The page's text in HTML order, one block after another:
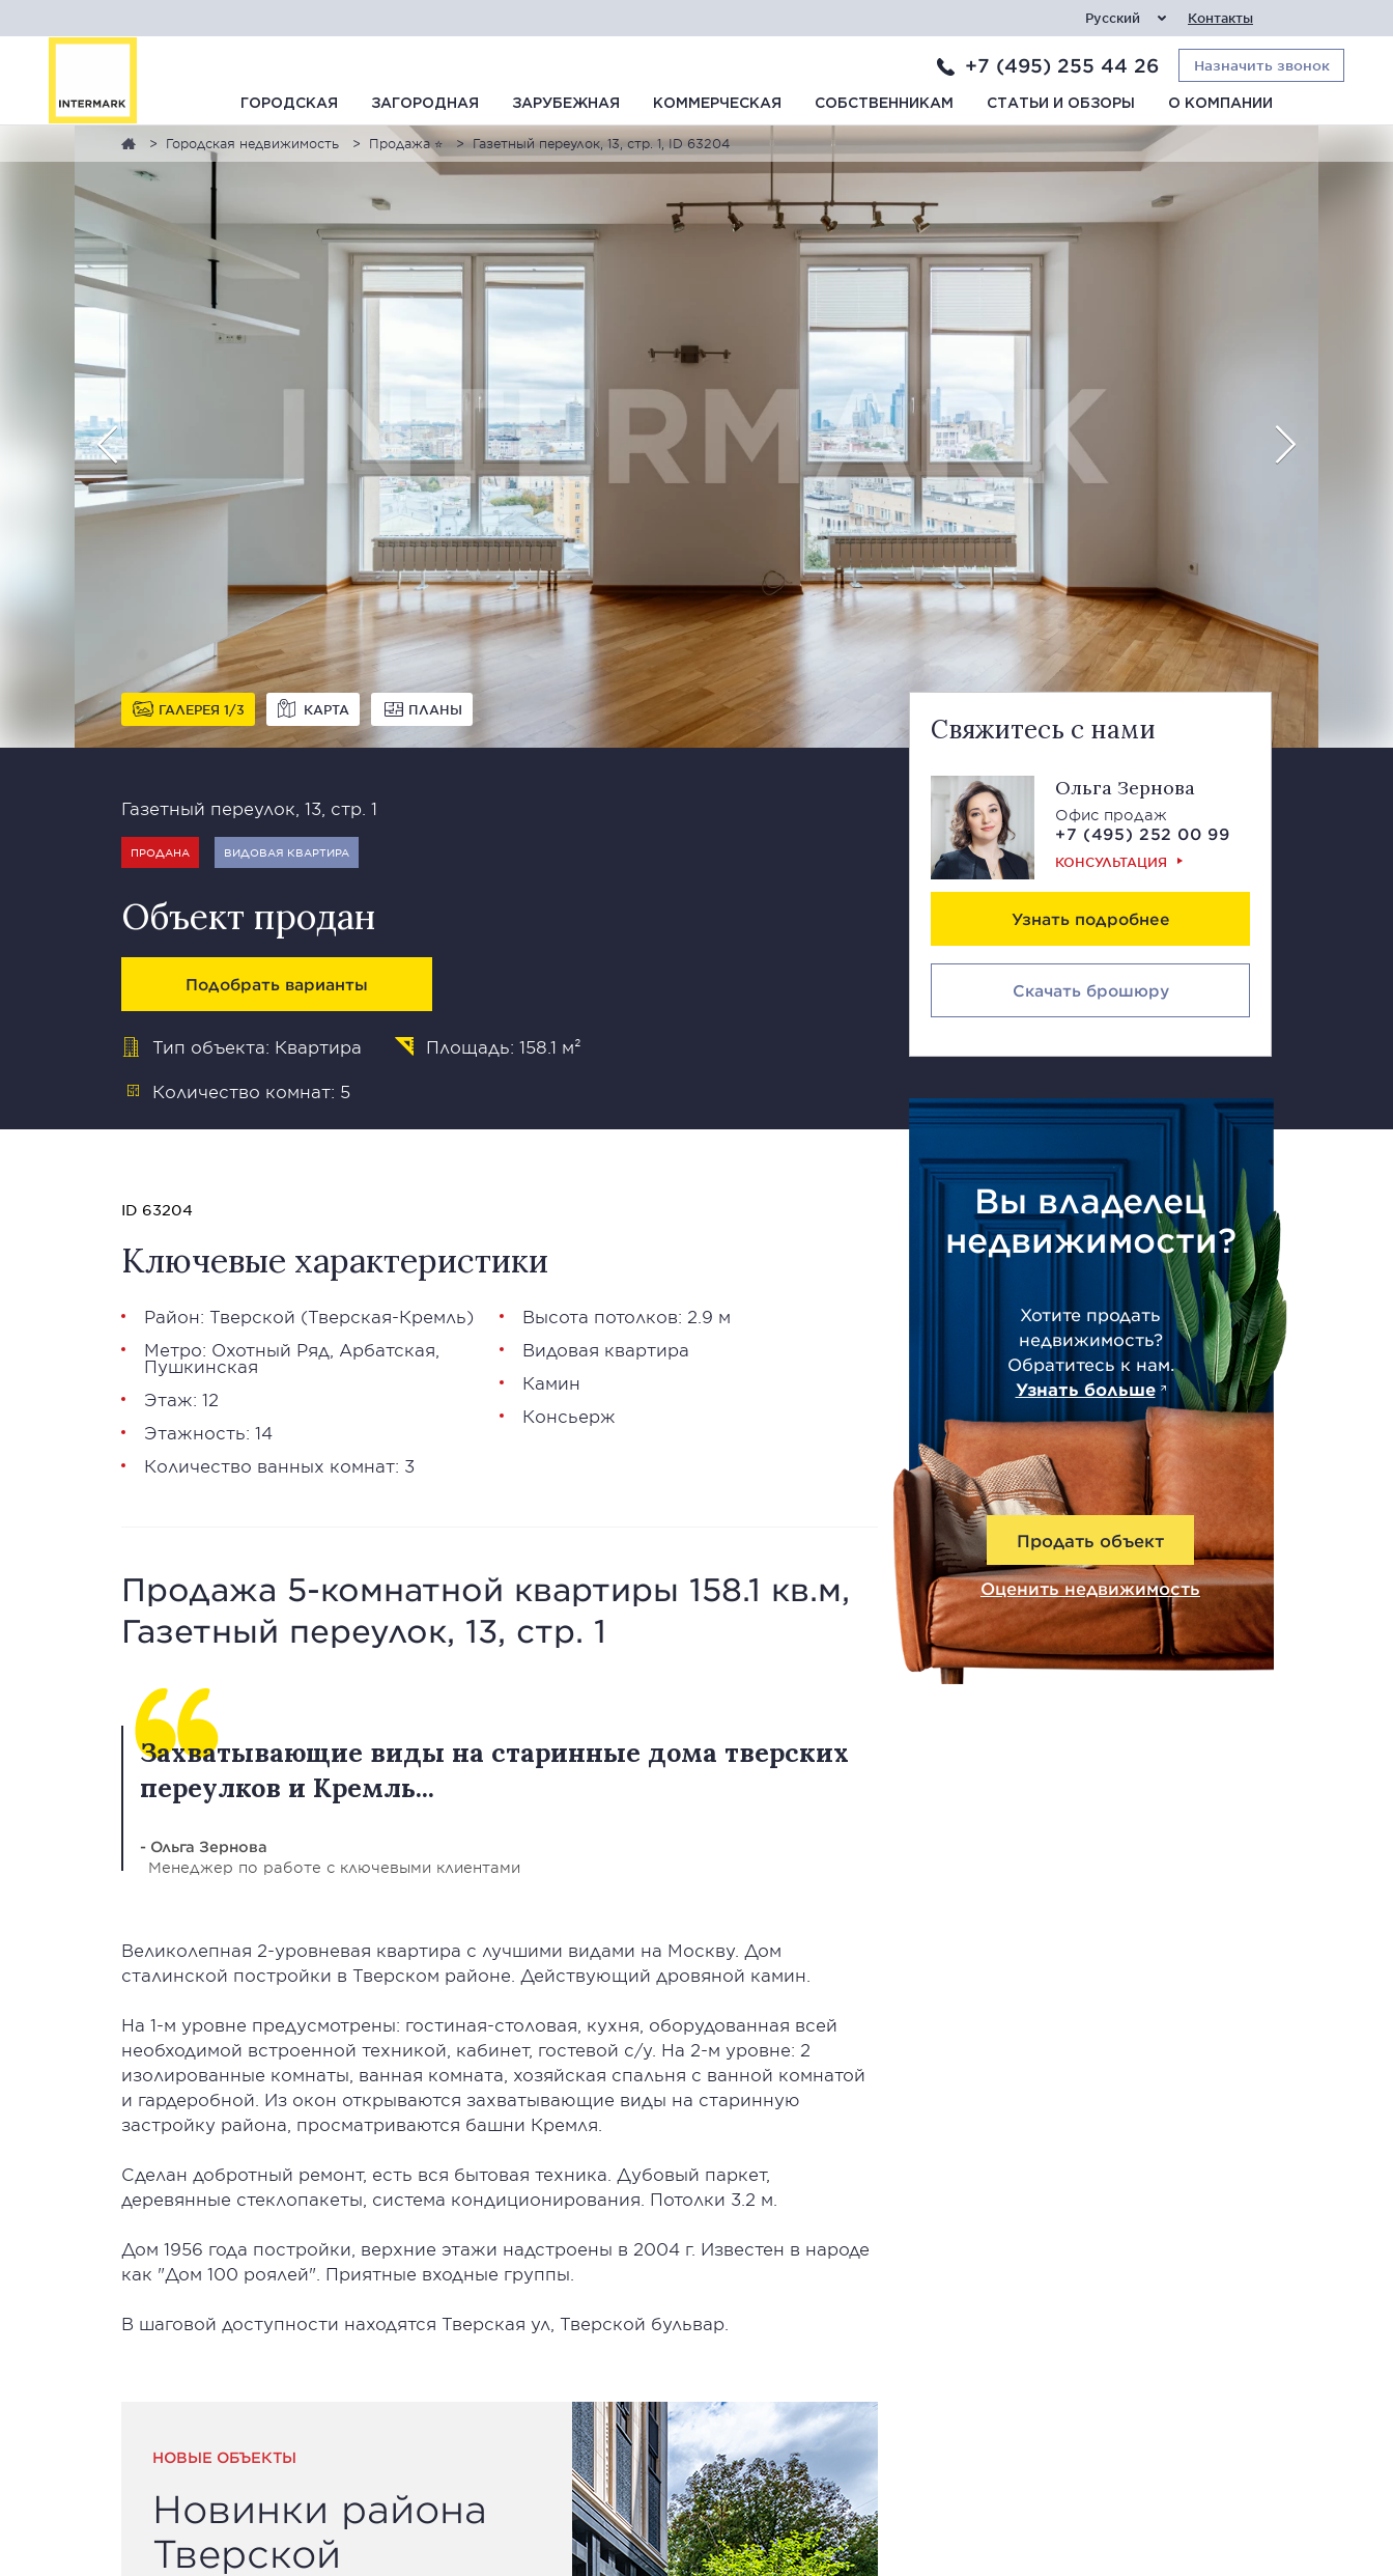
Русский Контакты
+7 (495) 255 44 26 Назначить звонок
ГОРОДСКАЯ ЗАГОРОДНАЯ ЗАРУБЕЖНАЯ КОММЕРЧЕСКАЯ СОБСТВЕННИКАМ СТАТЬИ И ОБЗОРЫ О КОМПАНИИ
Городская недвижимость Продажа ⭐ Газетный переулок, 13, стр. 1, ID 63204
ГАЛЕРЕЯ 1 3 КАРТА ПЛАНЫ
Газетный переулок, 13, стр. 1
ПРОДАНА ВИДОВАЯ КВАРТИРА
Объект продан
Подобрать варианты
Тип объекта: Квартира Площадь: 158.1 м²
Количество комнат: 5
Свяжитесь с нами
Ольга Зернова
Офис продаж
+7 (495) 252 00 99
КОНСУЛЬТАЦИЯ
Узнать подробнее
Скачать брошюру
Вы владелец
недвижимости?
Хотите продать
недвижимость?
Обратитесь к нам.
Узнать больше
Продать объект
Оценить недвижимость
ID 63204
Ключевые характеристики
Район: Тверской (Тверская-Кремль)
Метро: Охотный Ряд Арбатская
Пушкинская
Этаж: 12
Этажность: 14
Количество ванных комнат: 3
Высота потолков: 2.9 м
Видовая квартира
Камин
Консьерж
Продажа 5-комнатной квартиры 158.1 кв.м,
Газетный переулок, 13, стр. 1
Захватывающие виды на старинные дома тверских
переулков и Кремль...
- Ольга Зернова
Менеджер по работе с ключевыми клиентами
Великолепная 2-уровневая квартира с лучшими видами на Москву. Дом
сталинской постройки в Тверском районе. Действующий дровяной камин.
На 1-м уровне предусмотрены: гостиная-столовая, кухня, оборудованная всей
необходимой встроенной техникой, кабинет, гостевой с/у. На 2-м уровне: 2
изолированные комнаты, ванная комната, хозяйская спальня с ванной комнатой
и гардеробной. Из окон открываются захватывающие виды на старинную
застройку района, просматриваются башни Кремля.
Сделан добротный ремонт, есть вся бытовая техника. Дубовый паркет,
деревянные стеклопакеты, система кондиционирования. Потолки 3.2 м.
Дом 1956 года постройки, верхние этажи надстроены в 2004 г. Известен в народе
как "Дом 100 роялей". Приятные входные группы.
В шаговой доступности находятся Тверская ул, Тверской бульвар.
НОВЫЕ ОБЪЕКТЫ
Новинки района
Тверской